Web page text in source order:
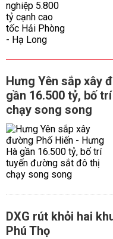
Hưng Yên sắp xây
gần 16.500 tỷ, bố
chạy song song
DXG rút khỏi hai
Phú Thọ